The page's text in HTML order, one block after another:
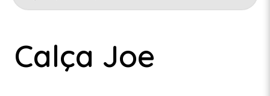
Calça Joe